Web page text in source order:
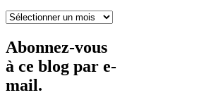
Archives
Abonnez-vous
à ce blog par e-
mail.